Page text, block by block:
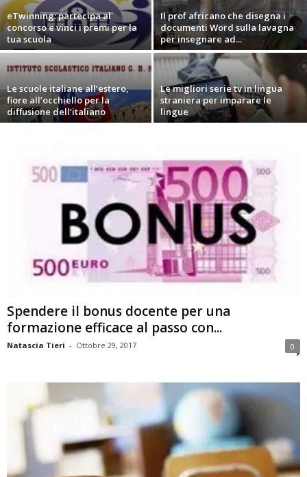
eTwinning: partecipa al
concorso e vinci i premi per la
tua scuola
Il prof africano che disegna i
documenti Word sulla lavagna
per insegnare ad...
Le scuole italiane all’estero,
fiore all’occhiello per la
diffusione dell’italiano
Le migliori serie tv in lingua
straniera per imparare le
lingue
Spendere il bonus docente per una
formazione efficace al passo con...
Natascia Tieri - Ottobre 29, 2017 0